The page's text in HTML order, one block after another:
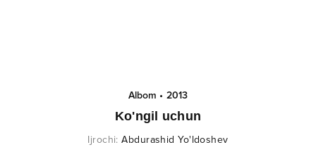
Albom • 2013
Ko'ngil uchun
Ijrochi:Abdurashid Yo'ldoshev